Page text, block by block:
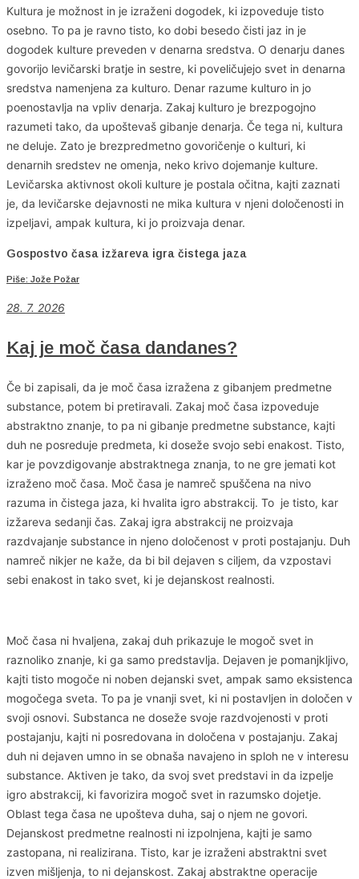
Kultura je možnost in je izraženi dogodek, ki izpoveduje tisto
osebno. To pa je ravno tisto, ko dobi besedo čisti jaz in je
dogodek kulture preveden v denarna sredstva. O denarju danes
govorijo levičarski bratje in sestre, ki poveličujejo svet in denarna
sredstva namenjena za kulturo. Denar razume kulturo in jo
poenostavlja na vpliv denarja. Zakaj kulturo je brezpogojno
razumeti tako, da upoštevaš gibanje denarja. Če tega ni, kultura
ne deluje. Zato je brezpredmetno govoričenje o kulturi, ki
denarnih sredstev ne omenja, neko krivo dojemanje kulture.
Levičarska aktivnost okoli kulture je postala očitna, kajti zaznati
je, da levičarske dejavnosti ne mika kultura v njeni določenosti in
izpeljavi, ampak kultura, ki jo proizvaja denar.
Gospostvo časa izžareva igra čistega jaza
Piše: Jože Požar
28. 7. 2026
Kaj je moč časa dandanes?
Če bi zapisali, da je moč časa izražena z gibanjem predmetne
substance, potem bi pretiravali. Zakaj moč časa izpoveduje
abstraktno znanje, to pa ni gibanje predmetne substance, kajti
duh ne posreduje predmeta, ki doseže svojo sebi enakost. Tisto,
kar je povzdigovanje abstraktnega znanja, to ne gre jemati kot
izraženo moč časa. Moč časa je namreč spuščena na nivo
razuma in čistega jaza, ki hvalita igro abstrakcij. To je tisto, kar
izžareva sedanji čas. Zakaj igra abstrakcij ne proizvaja
razdvajanje substance in njeno določenost v proti postajanju. Duh
namreč nikjer ne kaže, da bi bil dejaven s ciljem, da vzpostavi
sebi enakost in tako svet, ki je dejanskost realnosti.
Moč časa ni hvaljena, zakaj duh prikazuje le mogoč svet in
raznoliko znanje, ki ga samo predstavlja. Dejaven je pomanjkljivo,
kajti tisto mogoče ni noben dejanski svet, ampak samo eksistenca
mogočega sveta. To pa je vnanji svet, ki ni postavljen in določen v
svoji osnovi. Substanca ne doseže svoje razdvojenosti v proti
postajanju, kajti ni posredovana in določena v postajanju. Zakaj
duh ni dejaven umno in se obnaša navajeno in sploh ne v interesu
substance. Aktiven je tako, da svoj svet predstavi in da izpelje
igro abstrakcij, ki favorizira mogoč svet in razumsko dojetje.
Oblast tega časa ne upošteva duha, saj o njem ne govori.
Dejanskost predmetne realnosti ni izpolnjena, kajti je samo
zastopana, ni realizirana. Tisto, kar je izraženi abstraktni svet
izven mišljenja, to ni dejanskost. Zakaj abstraktne operacije